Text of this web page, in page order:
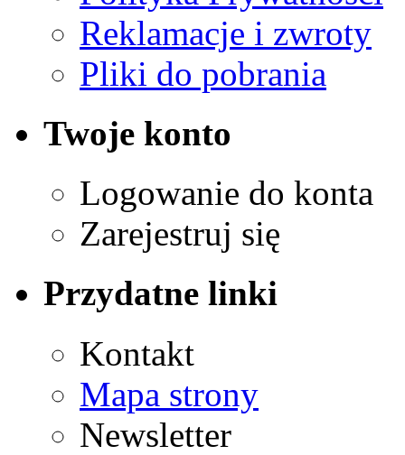
Reklamacje i zwroty
Pliki do pobrania
Twoje konto
Logowanie do konta
Zarejestruj się
Przydatne linki
Kontakt
Mapa strony
Newsletter